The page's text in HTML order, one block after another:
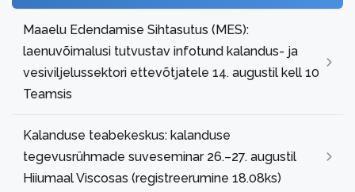
Maaelu Edendamise Sihtasutus (MES):
laenuvõimalusi tutvustav infotund kalandus- ja
vesiviljelussektori ettevõtjatele 14. augustil kell 10
Teamsis
Kalanduse teabekeskus: kalanduse
tegevusrühmade suveseminar 26.–27. augustil
Hiiumaal Viscosas (registreerumine 18.08ks)